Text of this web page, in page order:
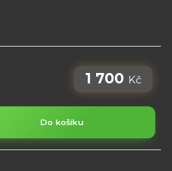
1 700 Kč
Do košíku